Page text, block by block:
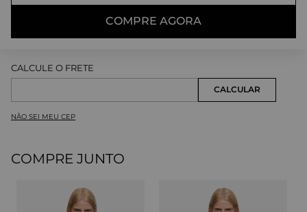
COMPRE AGORA
NÃO SEI MEU CEP
COMPRE JUNTO